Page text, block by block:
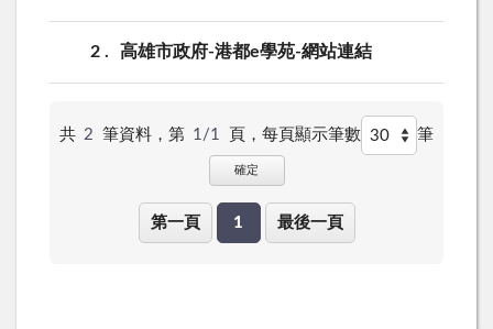
2 高雄市政府-港都e學苑-網站連結
共 2 筆資料，第 1/1 頁， 每頁顯示筆數 筆
確定
第一頁 1 最後一頁